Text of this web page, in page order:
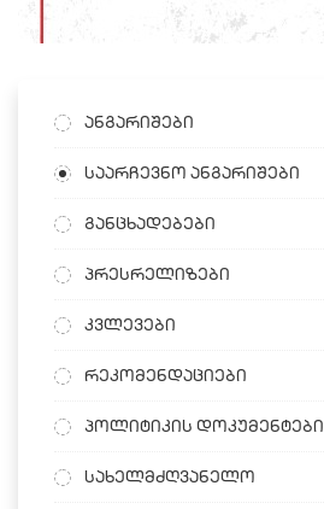
ანგარიშები
საარჩევნო ანგარიშები
განცხადებები
პრესრელიზები
კვლევები
რეკომენდაციები
პოლიტიკის დოკუმენტები
სახელმძღვანელო